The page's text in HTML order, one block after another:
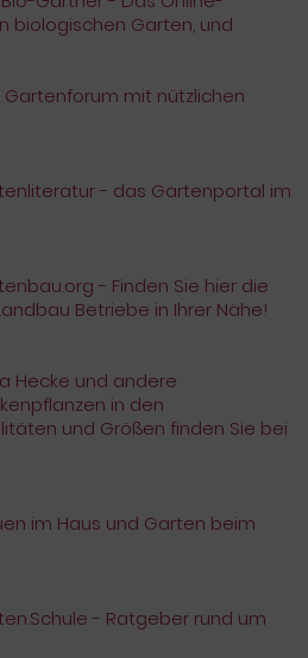
biologischen Garten, und
Gartenforum mit nützlichen
- das Gartenportal im
- Finden Sie hier die
Betriebe in Ihrer Nähe!
Hecke und andere
in den
und Größen finden Sie bei
im Haus und Garten beim
- Ratgeber rund um